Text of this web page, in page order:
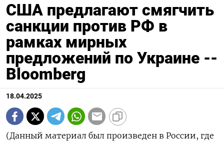
США предлагают смягчить
санкции против РФ в
рамках мирных
предложений по Украине --
Bloomberg
18.04.2025
(Данный материал был произведен в России, где